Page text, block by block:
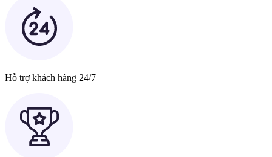
Hỗ trợ khách hàng 24/7